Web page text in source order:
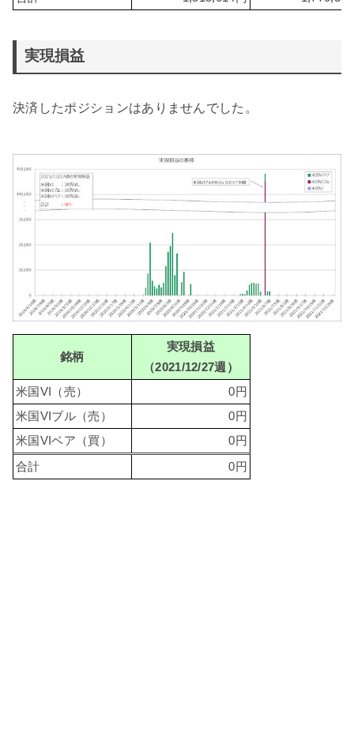
実現損益
決済したポジションはありませんでした。
銘柄
実現損益
（2021/12/27週）
米国VI（売）
0円
米国VIブル（売）
0円
米国VIベア（買）
0円
合計 0円